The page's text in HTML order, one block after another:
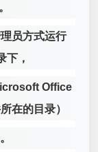
员方式运行
下，
Office
在的目录）